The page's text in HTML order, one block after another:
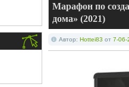
Марафон по
дома» (2021)
Автор: Hottei83 от 7-06-